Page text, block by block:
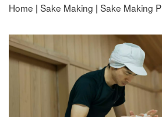
Home | Sake Making | Sake Making